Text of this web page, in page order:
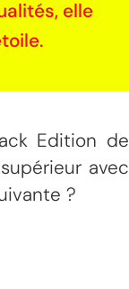
elle
Edition de
avec
?